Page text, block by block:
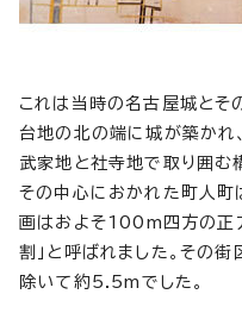
これは当時の名古屋城とそ
台地の北の端に城が築かれ
武家地と社寺地で取り囲む
その中心におかれた町人町
画はおよそ100m四方の正
割」と呼ばれました。その
除いて約5.5mでした。